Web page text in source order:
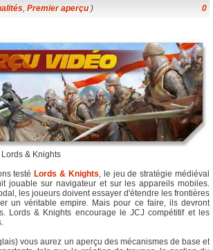
, Premier aperçu) 0
& Knights
testé Lords & Knights, le jeu de stratégie médiéval
jouable sur navigateur et sur les appareils mobiles.
les joueurs doivent essayer d'étendre les frontières
un véritable empire. Mais pour ce faire, ils devront
Lords & Knights encourage le JCJ compétitif et les
vous aurez un aperçu des mécanismes de base et